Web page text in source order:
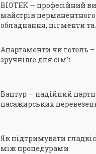
BIOTEK — професійний
майстрів
обладнання, пігменти
Апартаменти чи готель
зручніше для сім’ї
Вантур — надійний
пасажирських
Як підтримувати
між процедурами